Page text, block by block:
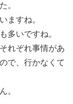
。
ますね。
多いですね。
れぞれ事情があ
で、行かなくて
。